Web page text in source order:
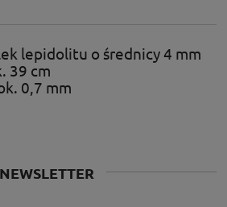
lepidolitu o średnicy 4 mm
39 cm
0,7 mm
NEWSLETTER